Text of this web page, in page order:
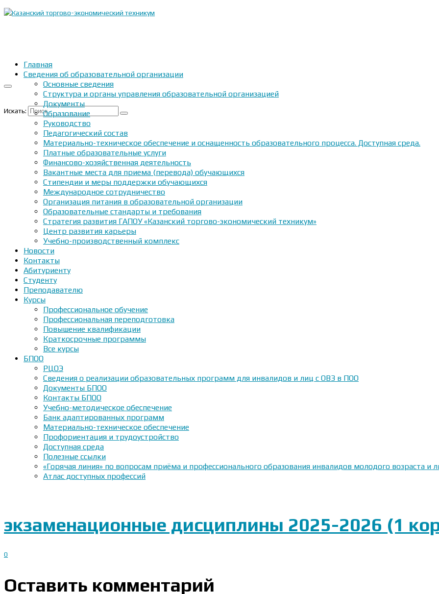
Искать:
Главная
Сведения об образовательной организации
Основные сведения
Структура и органы управления образовательной организацией
Документы
Образование
Руководство
Педагогический состав
Материально-техническое обеспечение и оснащенность образовательного процесса. Доступная среда.
Платные образовательные услуги
Финансово-хозяйственная деятельность
Вакантные места для приема (перевода) обучающихся
Стипендии и меры поддержки обучающихся
Международное сотрудничество
Организация питания в образовательной организации
Образовательные стандарты и требования
Стратегия развития ГАПОУ «Казанский торгово-экономический техникум»
Центр развития карьеры
Учебно-производственный комплекс
Новости
Контакты
Абитуриенту
Студенту
Преподавателю
Курсы
Профессиональное обучение
Профессиональная переподготовка
Повышение квалификации
Краткосрочные программы
Все курсы
БПОО
РЦОЭ
Сведения о реализации образовательных программ для инвалидов и лиц с ОВЗ в ПОО
Документы БПОО
Контакты БПОО
Учебно-методическое обеспечение
Банк адаптированных программ
Материально-техническое обеспечение
Профориентация и трудоустройство
Доступная среда
Полезные ссылки
«Горячая линия» по вопросам приёма и профессионального образования инвалидов молодого возраста
Атлас доступных профессий
экзаменационные дисциплины 2025-2026 (1
0
Оставить комментарий